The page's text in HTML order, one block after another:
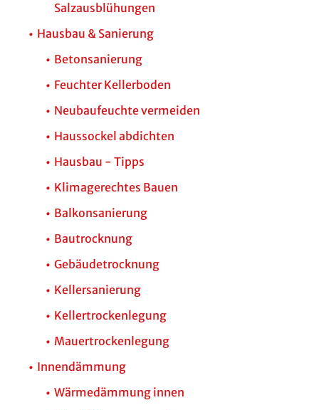
Salzausblühungen
Hausbau & Sanierung
Betonsanierung
Feuchter Kellerboden
Neubaufeuchte vermeiden
Haussockel abdichten
Hausbau - Tipps
Klimagerechtes Bauen
Balkonsanierung
Bautrocknung
Gebäudetrocknung
Kellersanierung
Kellertrockenlegung
Mauertrockenlegung
Innendämmung
Wärmedämmung innen